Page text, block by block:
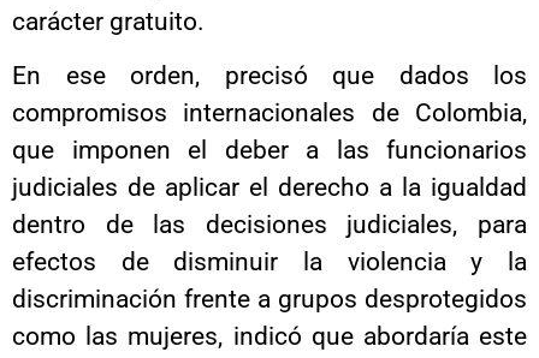
carácter gratuito.
En ese orden, precisó que dados los
compromisos internacionales de Colombia,
que imponen el deber a las funcionarios
judiciales de aplicar el derecho a la igualdad
dentro de las decisiones judiciales, para
efectos de disminuir la violencia y la
discriminación frente a grupos desprotegidos
como las mujeres, indicó que abordaría este